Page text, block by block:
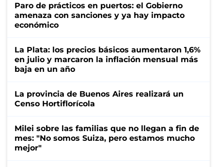
Paro de prácticos en puertos: el Gobierno
amenaza con sanciones y ya hay impacto
económico
La Plata: los precios básicos aumentaron 1,6%
en julio y marcaron la inflación mensual más
baja en un año
La provincia de Buenos Aires realizará un
Censo Hortiflorícola
Milei sobre las familias que no llegan a fin de
mes: "No somos Suiza, pero estamos mucho
mejor"